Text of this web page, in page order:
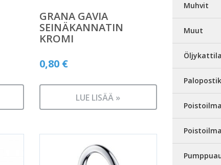
GRANA GAVIA
SEINÄKANNATIN
KROMI
0,80 €
LUE LISÄÄ »
Muhvit
Muut